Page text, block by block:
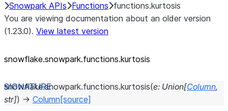
Snowpark APIs Functions functions.kurtosis
You are viewing documentation about an older version
(1.23.0). View latest version
snowflake.snowpark.functions.kurtosis
snowflake.snowpark.functions.kurtosis(e: Union[Column,
str]) → Column [source]